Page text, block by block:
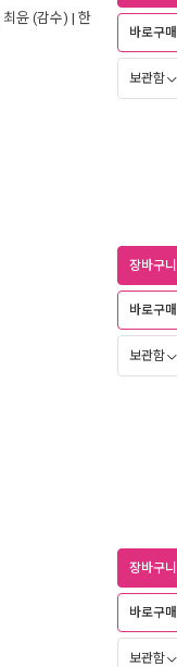
최윤 (감수) | 한
바로구매
보관함
장바구니
바로구매
보관함
장바구니
바로구매
보관함